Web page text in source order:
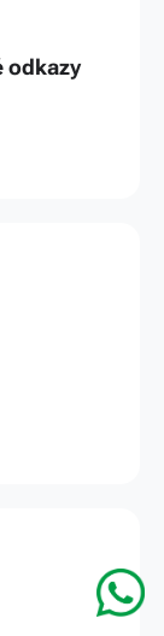
odkazy